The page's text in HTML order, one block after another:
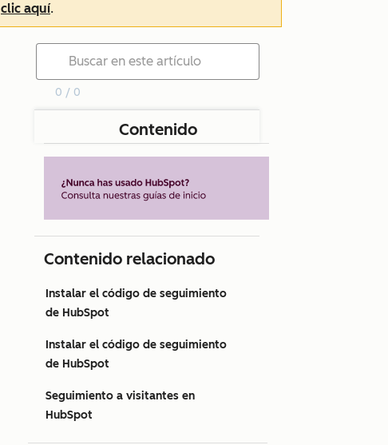
clic aquí.
0 / 0
Contenido
Contenido relacionado
Instalar el código de seguimiento
de HubSpot
Instalar el código de seguimiento
de HubSpot
Seguimiento a visitantes en
HubSpot